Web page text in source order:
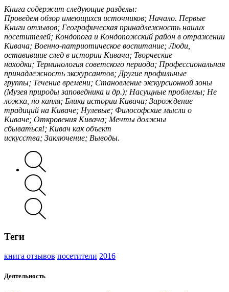
Книга содержит следующие разделы:
Проведем обзор имеющихся источников; Начало. Первые
Книги отзывов; Географическая принадлежность наших
посетителей; Кондопога и Кондопожский район в отражении
Кивача; Военно-патриотическое воспитание; Люди,
оставившие след в истории Кивача; Творческие
находки; Терминология советского периода; Профессиональная
принадлежность экскурсантов; Другие профильные
группы; Течение времени; Становление экскурсионной зоны
(Музея природы заповедника и др.); Насущные проблемы; Не
ложка, но капля; Блики истории Кивача; Зарождение
традиций на Киваче; Нулевые; Философские мысли о
Киваче; Откровения Кивача; Мечты должны
сбываться!; Кивач как объект
искусства; Заключение; Выводы.
Теги
книга отзывов посетители 2016
Деятельность